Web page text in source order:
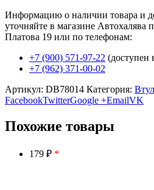
Информацию о наличии товара и
уточняйте в магазине Автохалява
Платова 19 или по телефонам:
+7 (900) 571-97-22 (доступен
+7 (962) 371-00-02
Артикул: DB78014 Категория:
FacebookTwitterGoogle +EmailVK
Похожие товары
179 ₽ *